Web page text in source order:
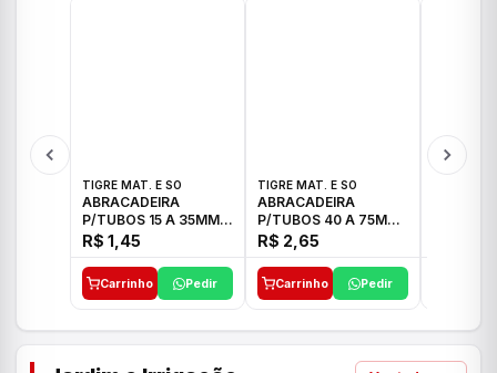
TIGRE MAT. E SO
ABRACADEIRA
P/TUBOS 15 A 35MM
TIGRE
R$ 1,45
Carrinho Pedir
TIGRE MAT. E SO
ABRACADEIRA
P/TUBOS 40 A 75MM
TIGRE
R$ 2,65
Carrinho Pedir